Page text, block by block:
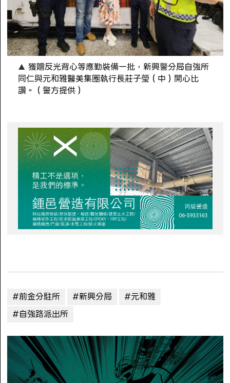
獲贈反光背心等應勤裝備一批，新興警分局自強所
同仁與元和雅醫美集團執行長莊子瑩（中）開心比
讚。（警方提供）
#前金分駐所 #新興分局
#元和雅
#自強路派出所